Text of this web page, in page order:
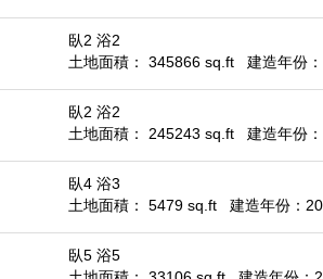
臥2 浴2
土地面積： 345866 sq.ft
建造年份
臥2 浴2
土地面積： 245243 sq.ft
建造年份
臥4 浴3
土地面積： 5479 sq.ft
建造年份：
臥5 浴5